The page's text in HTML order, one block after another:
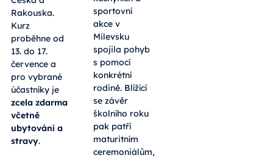
Rakouska.
Kurz
proběhne od
13. do 17.
července a
pro vybrané
účastníky je
zcela zdarma
včetně
ubytování a
stravy.
sportovní
akce v
Milevsku
spojila pohyb
s pomocí
konkrétní
rodině. Blížící
se závěr
školního roku
pak patří
maturitním
ceremoniálům,